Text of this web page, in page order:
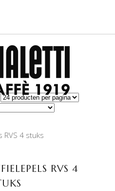
RVS 4